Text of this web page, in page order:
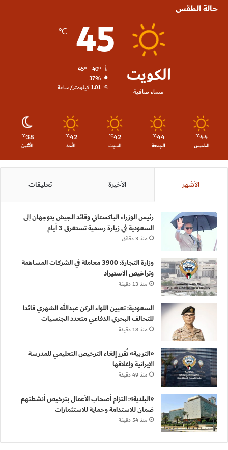
حالة الطقس
الكويت
سماء صافية
45
℃
45º - 40º
37%
1.01 كيلومتر/ساعة
44
℃
الخميس
44
℃
الجمعة
42
℃
السبت
42
℃
الأحد
38
℃
الأثنين
الأشهر الأخيرة تعليقات
رئيس الوزراء الباكستاني وقائد الجيش يتوجهان إلى
السعودية في زيارة رسمية تستغرق 3 أيام
منذ 3 دقائق
وزارة التجارة: 3900 معاملة في الشركات المساهمة
وتراخيص الاستيراد
منذ 13 دقيقة
السعودية: تعيين اللواء الركن عبدالله الشهري قائداً
للتحالف البحري الدفاعي متعدد الجنسيات
منذ 18 دقيقة
«التربية» تُقرر إلغاء الترخيص التعليمي للمدرسة
الإيرانية وإغلاقها
منذ 49 دقيقة
«البلدية»: التزام أصحاب الأعمال بترخيص أنشطتهم
ضمان للاستدامة وحماية للاستثمارات
منذ 54 دقيقة